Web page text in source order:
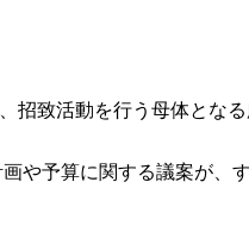
致活動を行う母体とな
や予算に関する議案が、